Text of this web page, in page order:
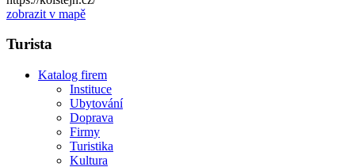
zobrazit v mapě
Turista
Katalog firem
Instituce
Ubytování
Doprava
Firmy
Turistika
Kultura